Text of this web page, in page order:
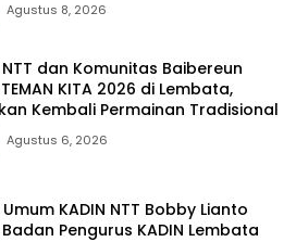
Agustus 8, 2026
NTT dan Komunitas Baibereun
KITA 2026 di Lembata,
Kembali Permainan Tradisional
Agustus 6, 2026
KADIN NTT Bobby Lianto
Pengurus KADIN Lembata